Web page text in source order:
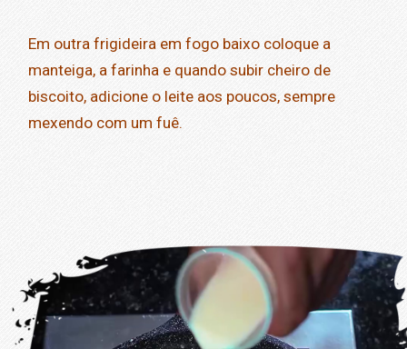
Em outra frigideira em fogo baixo coloque a
manteiga, a farinha e quando subir cheiro de
biscoito, adicione o leite aos poucos, sempre
mexendo com um fuê.